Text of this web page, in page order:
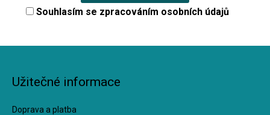
Souhlasím se zpracováním osobních údajů
Užitečné informace
Doprava a platba